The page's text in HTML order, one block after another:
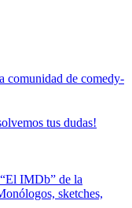
comunidad de comedy-
tus dudas!
“El IMDb” de la
sketches,